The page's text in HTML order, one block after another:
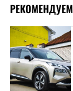
РЕКОМЕНДУЕМ